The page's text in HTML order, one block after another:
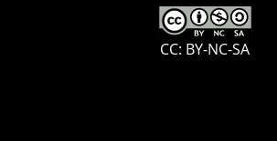
CC: BY-NC-SA